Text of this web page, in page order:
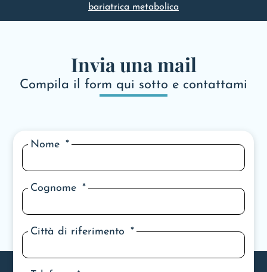
bariatrica metabolica
Invia una mail
Compila il form qui sotto e contattami
Nome
Cognome
Città di riferimento